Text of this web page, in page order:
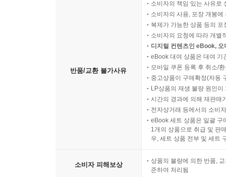
반품/교환 불가사유
소비자의 책임 있는 사유로
소비자의 사용, 포장 개봉
복제가 가능한 상품 등의
소비자의 요청에 따라 개별
디지털 컨텐츠인 eBook,
eBook 대여 상품은 대여 기
모바일 쿠폰 등록 후 취소/
중고상품이 구매확정(자동
LP상품의 재생 불량 원인
시간의 경과에 의해 재판매
전자상거래 등에서의 소비
eBook 세트 상품은 일괄 구
1개의 상품으로 취급 및 판
우, 세트 상품 전부 및 세트
소비자 피해보상
상품의 불량에 의한 반품,
준하여 처리됨